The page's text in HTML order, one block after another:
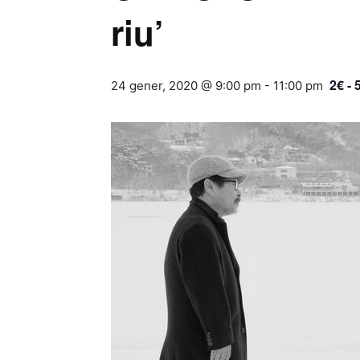
riu’
24 gener, 2020 @ 9:00 pm - 11:00 pm 2€ -